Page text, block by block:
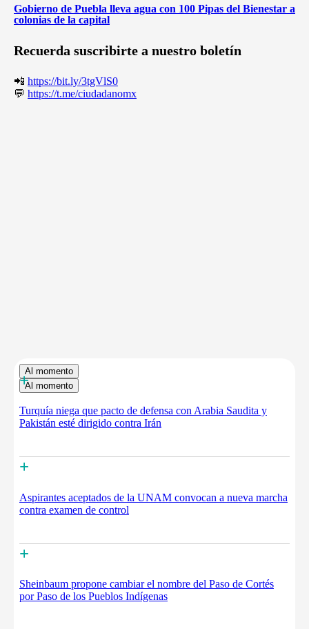
Gobierno de Puebla lleva agua con 100 Pipas del Bienestar a
colonias de la capital
Recuerda suscribirte a nuestro boletín
📲 https://bit.ly/3tgVlS0
💬 https://t.me/ciudadanomx
Al momento
Al momento
+
Turquía niega que pacto de defensa con Arabia Saudita y
Pakistán esté dirigido contra Irán
+
Aspirantes aceptados de la UNAM convocan a nueva marcha
contra examen de control
+
Sheinbaum propone cambiar el nombre del Paso de Cortés
por Paso de los Pueblos Indígenas